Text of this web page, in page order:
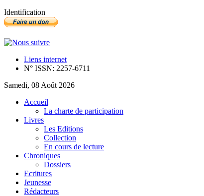
Identification
Liens internet
N° ISSN: 2257-6711
Samedi, 08 Août 2026
Accueil
La charte de participation
Livres
Les Editions
Collection
En cours de lecture
Chroniques
Dossiers
Ecritures
Jeunesse
Rédacteurs